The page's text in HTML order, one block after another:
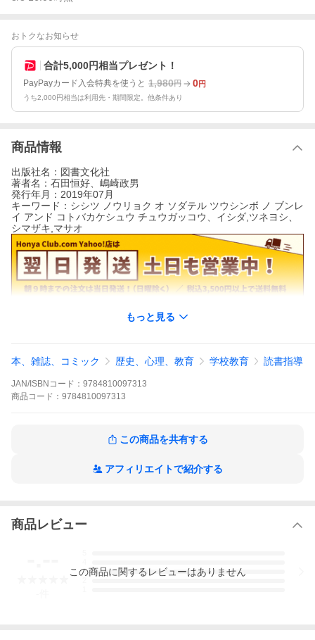
おトクなお知らせ
合計5,000円相当プレゼント！
PayPayカード入会特典を使うと 1,980円 0円
うち2,000円相当は利用先・期間限定。他条件あり
商品情報
出版社名：図書文化社
著者名：石田恒好、嶋崎政男
発行年月：2019年07月
キーワード：シシツ ノウリョク オ ソダテル ツウシンボ ノ ブンレ
イ アンド コトバカケシュウ チュウガッコウ、イシダ,ツネヨシ、
シマザキ,マサオ
もっと見る
本、雑誌、コミック 歴史、心理、教育 学校教育 読書指導
JAN/ISBNコード： 9784810097313
商品 コード： 9784810097313
この商品を共有する
アフィリエイトで紹介する
商品レビュー
3
この商品に関するレビューはありません